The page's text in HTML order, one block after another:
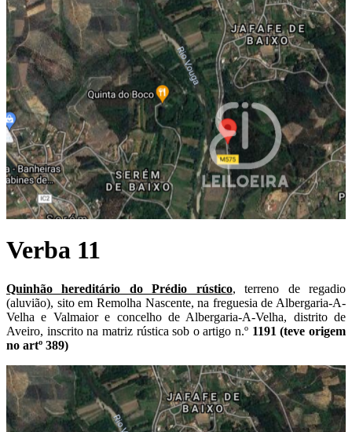
Verba 11
Quinhão hereditário do Prédio rústico, terreno de regadio
(aluvião), sito em Remolha Nascente, na freguesia de Albergaria-A-
Velha e Valmaior e concelho de Albergaria-A-Velha, distrito de
Aveiro, inscrito na matriz rústica sob o artigo n.º 1191 (teve origem
no artº 389)